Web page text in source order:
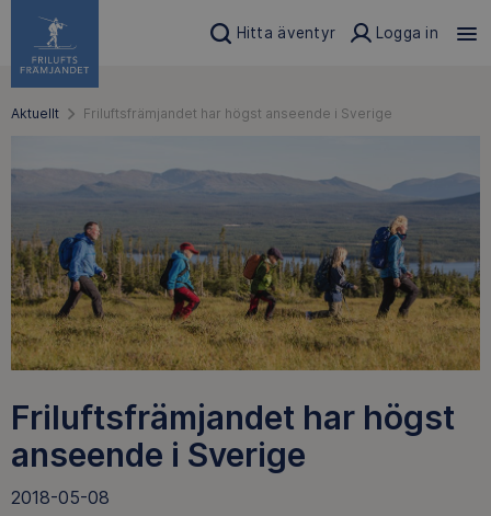
Hitta äventyr Logga in
Aktuellt Friluftsfrämjandet har högst anseende i Sverige
Friluftsfrämjandet har högst
anseende i Sverige
2018-05-08